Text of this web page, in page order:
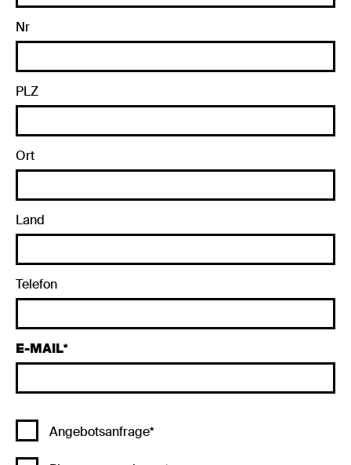
Nr
PLZ
Ort
Land
Telefon
E-MAIL
Angebotsanfrage*